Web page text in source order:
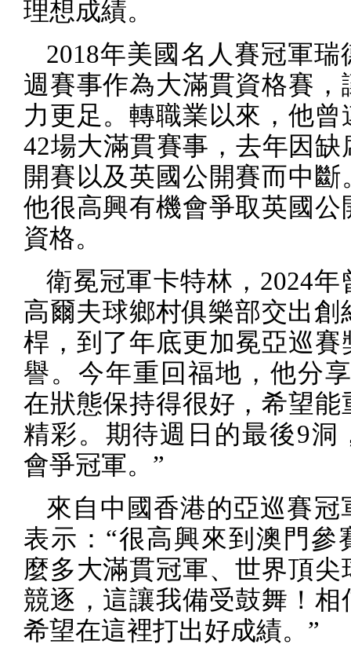
理想成績。
2018年美國名人賽冠軍瑞
週賽事作為大滿貫資格賽，
力更足。轉職業以來，他曾
42場大滿貫賽事，去年因缺
開賽以及英國公開賽而中斷
他很高興有機會爭取英國公
資格。
衛冕冠軍卡特林， 2024年
高爾夫球鄉村俱樂部交出創
桿，到了年底更加冕亞巡賽
譽。今年重回福地，他分
在狀態保持得很好，希望能
精彩。期待週日的最後9洞
會爭冠軍。”
來自中國香港的亞巡賽冠
表示：“很高興來到澳門參
麼多大滿貫冠軍、世界頂尖
競逐，這讓我備受鼓舞！相
希望在這裡打出好成績。”